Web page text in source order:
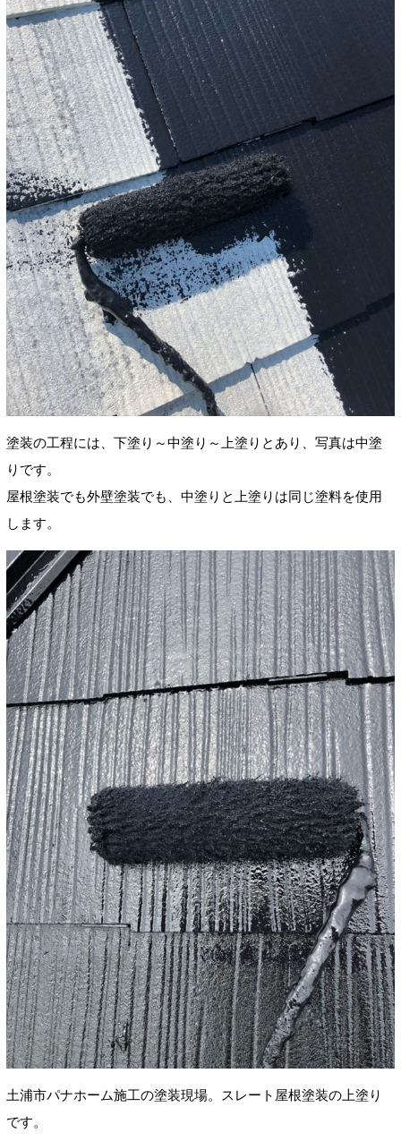
塗装の工程には、下塗り～中塗り～上塗りとあり、写真は中塗
りです。
屋根塗装でも外壁塗装でも、中塗りと上塗りは同じ塗料を使用
します。
土浦市パナホーム施工の塗装現場。スレート屋根塗装の上塗り
です。